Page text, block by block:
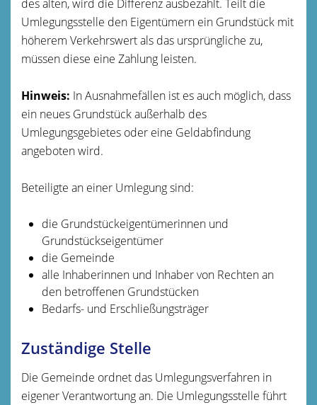
des alten, wird die Differenz ausbezahlt. Teilt die
Umlegungsstelle den Eigentümern ein Grundstück mit
höherem Verkehrswert als das ursprüngliche zu,
müssen diese eine Zahlung leisten.
Hinweis: In Ausnahmefällen ist es auch möglich, dass
ein neues Grundstück außerhalb des
Umlegungsgebietes oder eine Geldabfindung
angeboten wird.
Beteiligte an einer Umlegung sind:
die Grundstückeigentümerinnen und
Grundstückseigentümer
die Gemeinde
alle Inhaberinnen und Inhaber von Rechten an
den betroffenen Grundstücken
Bedarfs- und Erschließungsträger
Zuständige Stelle
Die Gemeinde ordnet das Umlegungsverfahren in
eigener Verantwortung an. Die Umlegungsstelle führt